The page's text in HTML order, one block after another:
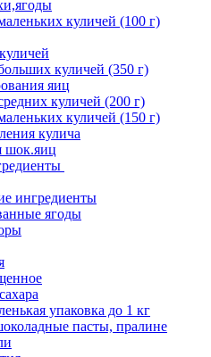
куличей (100 г)
куличей (350 г)
яиц
куличей (200 г)
куличей (150 г)
кулича
шок.яиц
ингредиенты
ягоды
упаковка до 1 кг
пасты, пралине